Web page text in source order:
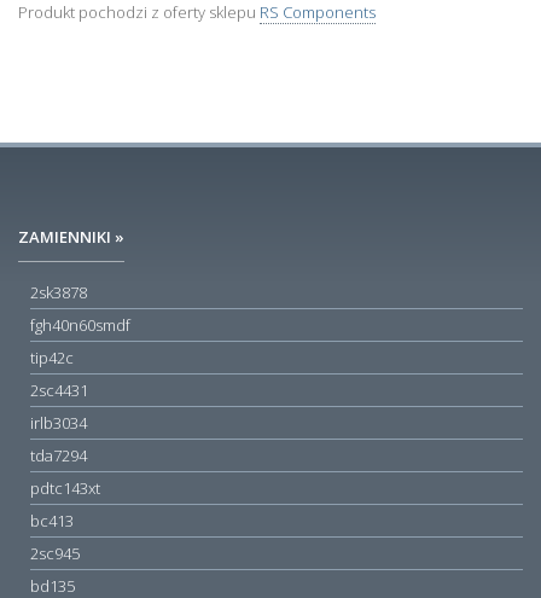
Produkt pochodzi z oferty sklepu RS Components
ZAMIENNIKI »
2sk3878
fgh40n60smdf
tip42c
2sc4431
irlb3034
tda7294
pdtc143xt
bc413
2sc945
bd135